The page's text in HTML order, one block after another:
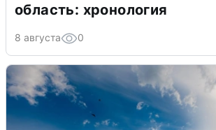
область: хронология
8 августа 0